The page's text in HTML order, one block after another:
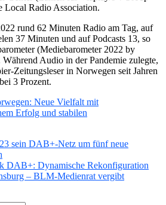
Local Radio Association.
rund 62 Minuten Radio am Tag, auf
37 Minuten und auf Podcasts 13, so
(Mediebarometer 2022 by
Audio in der Pandemie zulegte,
Zeitungsleser in Norwegen seit Jahren
3 Prozent.
Neue Vielfalt mit
Erfolg und stabilen
sein DAB+-Netz um fünf neue
DAB+: Dynamische Rekonfiguration
– BLM-Medienrat vergibt